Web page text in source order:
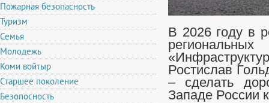
Пожарная безопасность
Туризм
Семья
Молодежь
Коми войтыр
Старшее поколение
Безопосность
В 2026 году в
Ростислав
– сделать
Западе России